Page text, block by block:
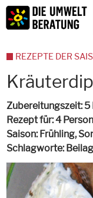
Inhalt
Suche
Kräuterdip
Zubereitungszeit 5
Rezept für 4
Saison Frühling,
Schlagworte
REZEPTE DER